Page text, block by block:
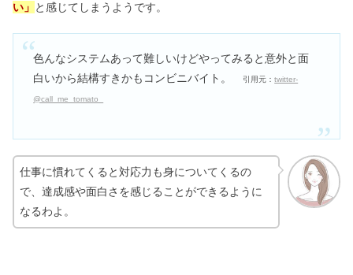
い」 と感じてしまうようです。
色んなシステムあって難しいけどやってみると意外と面
白いから結構すきかもコンビニバイト。
引用元：twitter-
@call_me_tomato_
仕事に慣れてくると対応力も身についてくるの
で、達成感や面白さを感じることができるように
なるわよ。